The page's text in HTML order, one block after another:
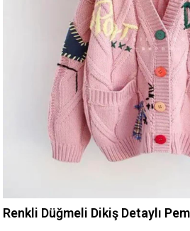
Renkli Düğmeli Dikiş Detaylı